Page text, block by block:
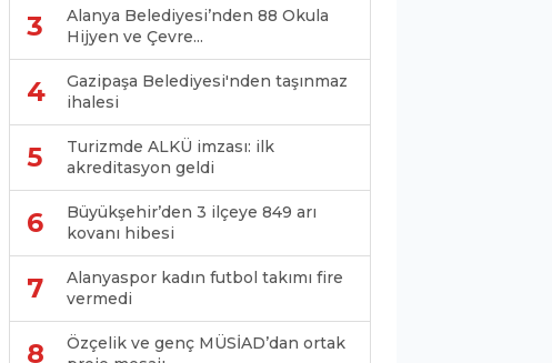
3
Alanya Belediyesi’nden 88 Okula
Hijyen ve Çevre...
4
Gazipaşa Belediyesi'nden taşınmaz
ihalesi
5
Turizmde ALKÜ imzası: ilk
akreditasyon geldi
6
Büyükşehir’den 3 ilçeye 849 arı
kovanı hibesi
7
Alanyaspor kadın futbol takımı fire
vermedi
8
Özçelik ve genç MÜSİAD’dan ortak